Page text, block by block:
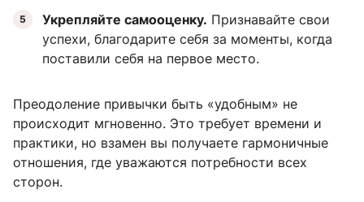
Укрепляйте самооценку. Признавайте свои
успехи, благодарите себя за моменты, когда
поставили себя на первое место.
Преодоление привычки быть «удобным» не
происходит мгновенно. Это требует времени и
практики, но взамен вы получаете гармоничные
отношения, где уважаются потребности всех
сторон.